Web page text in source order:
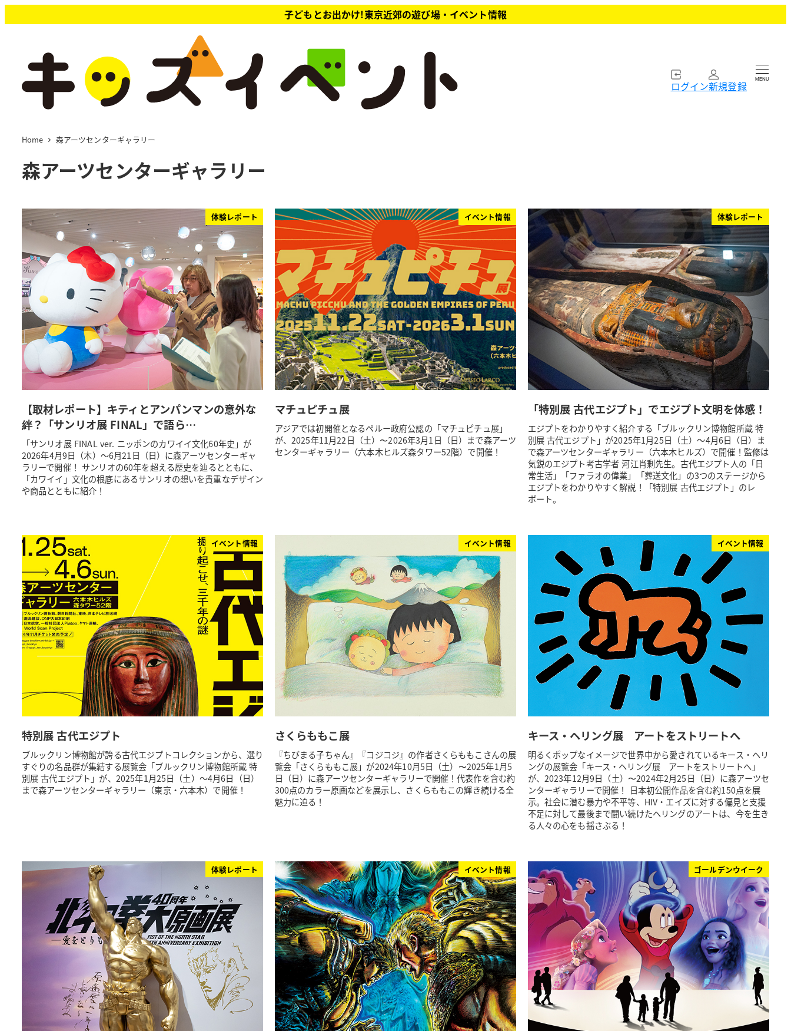
イ
子どもとお出かけ!東京近郊の遊び場・イベント情報
ログイン新規登録 MENU
Home 森アーツセンターギャラリー
森アーツセンターギャラリー
体験レポート
【取材レポート】キティとアンパンマンの意外な
絆？「サンリオ展 FINAL」で語ら…
「サンリオ展 FINAL ver. ニッポンのカワイイ文化60年史」が
2026年4月9日（木）～6月21日（日）に森アーツセンターギャ
ラリーで開催！ サンリオの60年を超える歴史を辿るとともに、
「カワイイ」文化の根底にあるサンリオの想いを貴重なデザイン
や商品とともに紹介！
イベント情報
マチュピチュ展
アジアでは初開催となるペルー政府公認の「マチュピチュ展」
が、2025年11月22日（土）〜2026年3月1日（日）まで森アーツ
センターギャラリー（六本木ヒルズ森タワー52階）で開催！
体験レポート
「特別展 古代エジプト」でエジプト文明を体感！
エジプトをわかりやすく紹介する「ブルックリン博物館所蔵 特
別展 古代エジプト」が2025年1月25日（土）～4月6日（日）ま
で森アーツセンターギャラリー（六本木ヒルズ）で開催！監修は
気鋭のエジプト考古学者 河江肖剰先生。古代エジプト人の「日
常生活」「ファラオの偉業」「葬送文化」の3つのステージから
エジプトをわかりやすく解説！「特別展 古代エジプト」のレ
ポート。
イベント情報
特別展 古代エジプト
ブルックリン博物館が誇る古代エジプトコレクションから、選り
すぐりの名品群が集結する展覧会「ブルックリン博物館所蔵 特
別展 古代エジプト」が、2025年1月25日（土）～4月6日（日）
まで森アーツセンターギャラリー（東京・六本木）で開催！
イベント情報
さくらももこ展
『ちびまる子ちゃん』『コジコジ』の作者さくらももこさんの展
覧会「さくらももこ展」が2024年10月5日（土）〜2025年1月5
日（日）に森アーツセンターギャラリーで開催！代表作を含む約
300点のカラー原画などを展示し、さくらももこの輝き続ける全
魅力に迫る！
イベント情報
キース・ヘリング展 アートをストリートへ
明るくポップなイメージで世界中から愛されているキース・ヘリ
ングの展覧会「キース・ヘリング展 アートをストリートへ」
が、2023年12月9日（土）〜2024年2月25日（日）に森アーツセ
ンターギャラリーで開催！ 日本初公開作品を含む約150点を展
示。社会に潜む暴力や不平等、HIV・エイズに対する偏見と支援
不足に対して最後まで闘い続けたヘリングのアートは、今を生き
る人々の心をも揺さぶる！
体験レポート イベント情報 ゴールデンウイーク